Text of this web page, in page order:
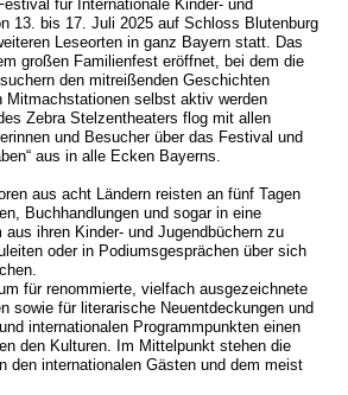
für Internationale Kinder- und
13. bis 17. Juli 2025 auf Schloss Blutenburg
Leseorten in ganz Bayern statt. Das
großen Familienfest eröffnet, bei dem die
den mitreißenden Geschichten
Mitmachstationen selbst aktiv werden
Zebra Stelzentheaters flog mit allen
und Besucher über das Festival und
aus in alle Ecken Bayerns.
aus acht Ländern reisten an fünf Tagen
Buchhandlungen und sogar in eine
ihren Kinder- und Jugendbüchern zu
oder in Podiumsgesprächen über sich
für renommierte, vielfach ausgezeichnete
sowie für literarische Neuentdeckungen und
internationalen Programmpunkten einen
den Kulturen. Im Mittelpunkt stehen die
den internationalen Gästen und dem meist